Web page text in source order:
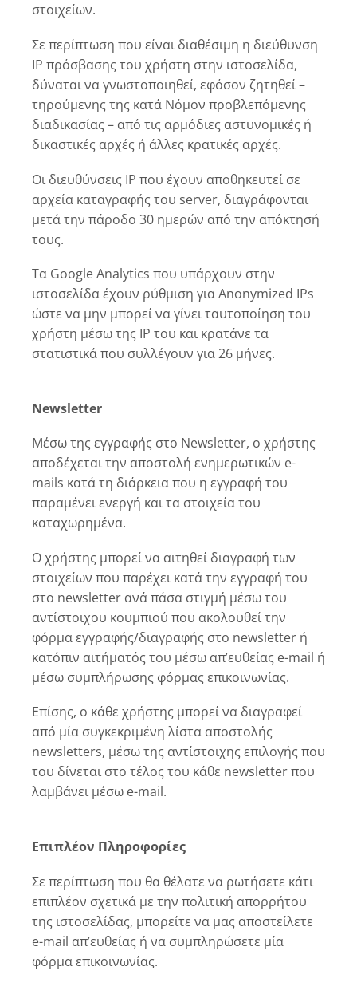
στοιχείων.
Σε περίπτωση που είναι διαθέσιμη η διεύθυνση
IP πρόσβασης του χρήστη στην ιστοσελίδα,
δύναται να γνωστοποιηθεί, εφόσον ζητηθεί –
τηρούμενης της κατά Νόμον προβλεπόμενης
διαδικασίας – από τις αρμόδιες αστυνομικές ή
δικαστικές αρχές ή άλλες κρατικές αρχές.
Οι διευθύνσεις IP που έχουν αποθηκευτεί σε
αρχεία καταγραφής του server, διαγράφονται
μετά την πάροδο 30 ημερών από την απόκτησή
τους.
Τα Google Analytics που υπάρχουν στην
ιστοσελίδα έχουν ρύθμιση για Anonymized IPs
ώστε να μην μπορεί να γίνει ταυτοποίηση του
χρήστη μέσω της IP του και κρατάνε τα
στατιστικά που συλλέγουν για 26 μήνες.
Newsletter
Μέσω της εγγραφής στο Newsletter, ο χρήστης
αποδέχεται την αποστολή ενημερωτικών e-
mails κατά τη διάρκεια που η εγγραφή του
παραμένει ενεργή και τα στοιχεία του
καταχωρημένα.
Ο χρήστης μπορεί να αιτηθεί διαγραφή των
στοιχείων που παρέχει κατά την εγγραφή του
στο newsletter ανά πάσα στιγμή μέσω του
αντίστοιχου κουμπιού που ακολουθεί την
φόρμα εγγραφής/διαγραφής στο newsletter ή
κατόπιν αιτήματός του μέσω απ’ευθείας e-mail ή
μέσω συμπλήρωσης φόρμας επικοινωνίας.
Επίσης, ο κάθε χρήστης μπορεί να διαγραφεί
από μία συγκεκριμένη λίστα αποστολής
newsletters, μέσω της αντίστοιχης επιλογής που
του δίνεται στο τέλος του κάθε newsletter που
λαμβάνει μέσω e-mail.
Επιπλέον Πληροφορίες
Σε περίπτωση που θα θέλατε να ρωτήσετε κάτι
επιπλέον σχετικά με την πολιτική απορρήτου
της ιστοσελίδας, μπορείτε να μας αποστείλετε
e-mail απ’ευθείας ή να συμπληρώσετε μία
φόρμα επικοινωνίας.